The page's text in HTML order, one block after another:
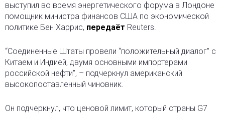
выступил во время энергетического форума в Лондоне
помощник министра финансов США по экономической
политике Бен Харрис, передаёт Reuters.
“Соединенные Штаты провели “положительный диалог” с
Китаем и Индией, двумя основными импортерами
российской нефти”, – подчеркнул американский
высокопоставленный чиновник.
Он подчеркнул, что ценовой лимит, который страны G7